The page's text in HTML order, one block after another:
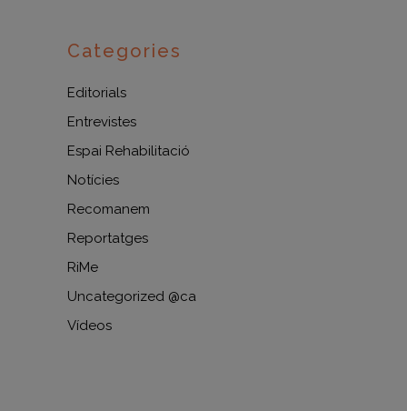
Categories
Editorials
Entrevistes
Espai Rehabilitació
Notícies
Recomanem
Reportatges
RiMe
Uncategorized @ca
Vídeos